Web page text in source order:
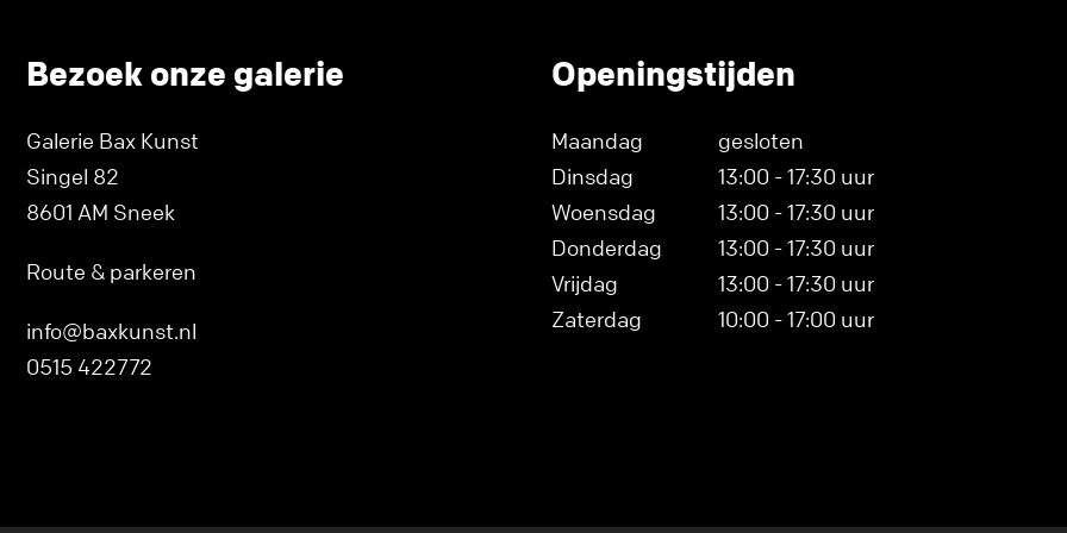
Bezoek onze galerie
Galerie Bax Kunst
Singel 82
8601 AM Sneek
Route & parkeren
info@baxkunst.nl
0515 422772
Openingstijden
Maandag
gesloten
Dinsdag
13:00 - 17:30 uur
Woensdag
13:00 - 17:30 uur
Donderdag
13:00 - 17:30 uur
Vrijdag
13:00 - 17:30 uur
Zaterdag
10:00 - 17:00 uur